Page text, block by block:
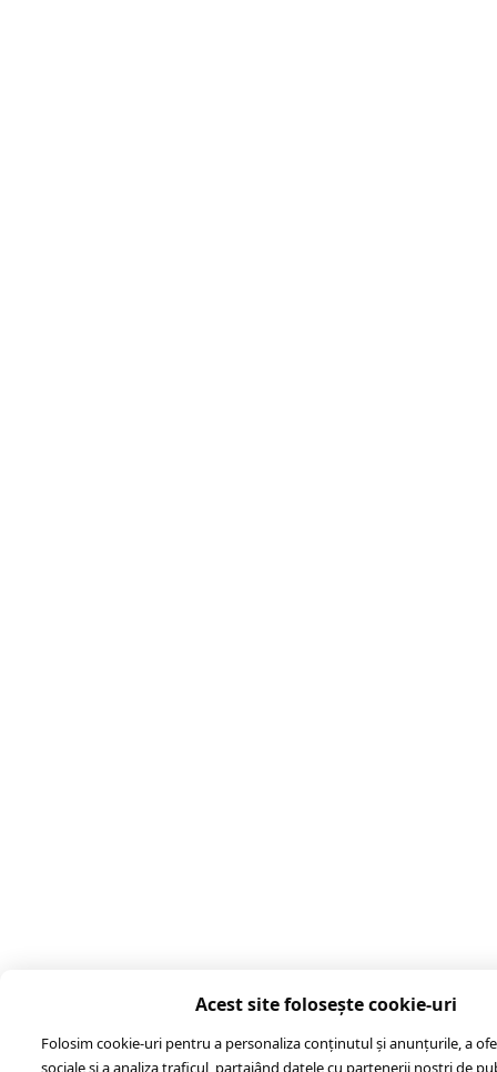
Acest site folosește cookie-uri
Folosim cookie-uri pentru a personaliza conținutul și anunțurile, a
sociale și a analiza traficul, partajând datele cu partenerii noștri de